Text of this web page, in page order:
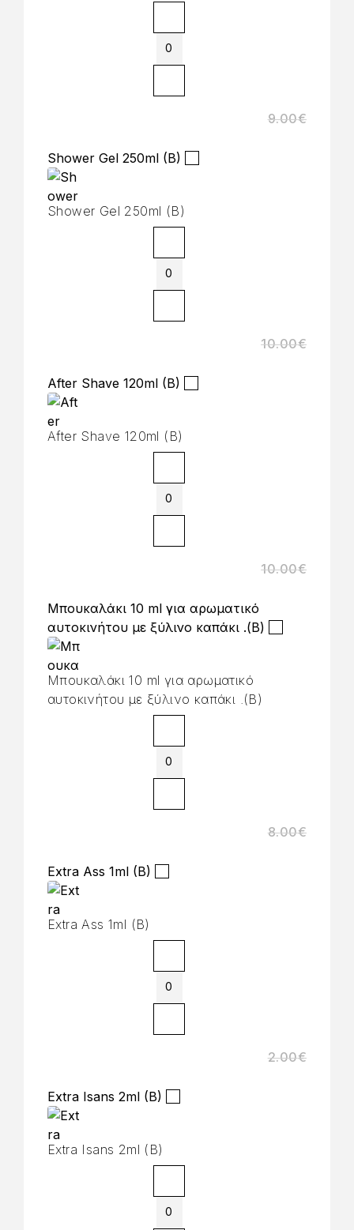
9.00€
Shower Gel 250ml (B)
Shower Gel 250ml (B)
10.00€
After Shave 120ml (B)
After Shave 120ml (B)
10.00€
Μπουκαλάκι 10 ml για αρωματικό
αυτοκινήτου με ξύλινο καπάκι .(B)
Μπουκαλάκι 10 ml για αρωματικό
αυτοκινήτου με ξύλινο καπάκι .(B)
8.00€
Extra Ass 1ml (B)
Extra Ass 1ml (B)
2.00€
Extra Isans 2ml (B)
Extra Isans 2ml (B)